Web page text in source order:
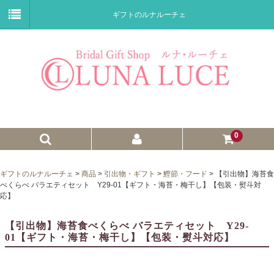
ギフトのルナルーチェ
0
プチギフト
子育て卒業証書
ギフトのルナルーチェ > 商品 > 引出物・ギフト > 鰹節・フード >
【引出物】海苔食
べくらべ バラエティセット Y29-01【ギフト・海苔・梅干し】【包装・熨斗対
応】
【引出物】海苔食べくらべ バラエティセット Y29-
01【ギフト・海苔・梅干し】【包装・熨斗対応】